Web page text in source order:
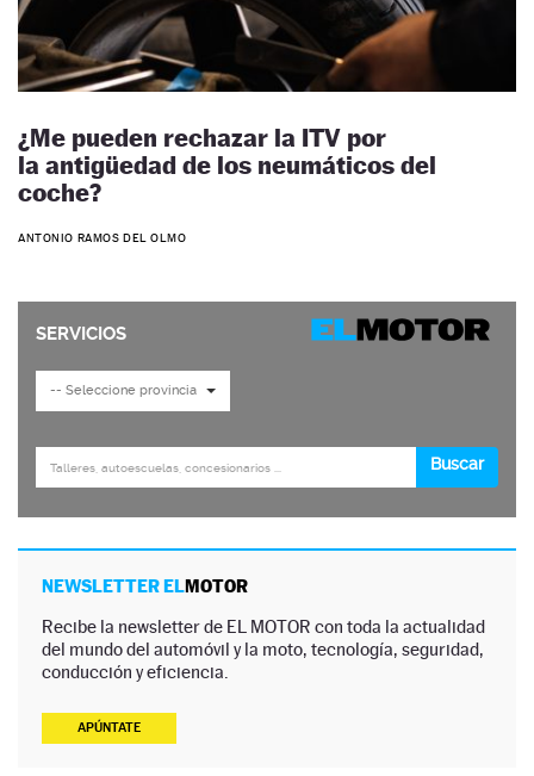
¿Me pueden rechazar la ITV por
la antigüedad de los neumáticos del
coche?
ANTONIO RAMOS DEL OLMO
NEWSLETTER ELMOTOR
Recibe la newsletter de EL MOTOR con toda la actualidad
del mundo del automóvil y la moto, tecnología, seguridad,
conducción y eficiencia.
APÚNTATE